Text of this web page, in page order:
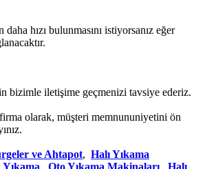
hızı bulunmasını istiyorsanız eğer
bizimle iletişime geçmenizi tavsiye ederiz.
olarak, müşteri memnununiyetini ön
ve Ahtapot, Halı Yıkama